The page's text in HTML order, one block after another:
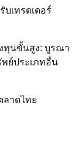
เทรดเดอร์
ทุนขั้นสูง: บูรณา
ย์ประเภทอื่น
าดไทย